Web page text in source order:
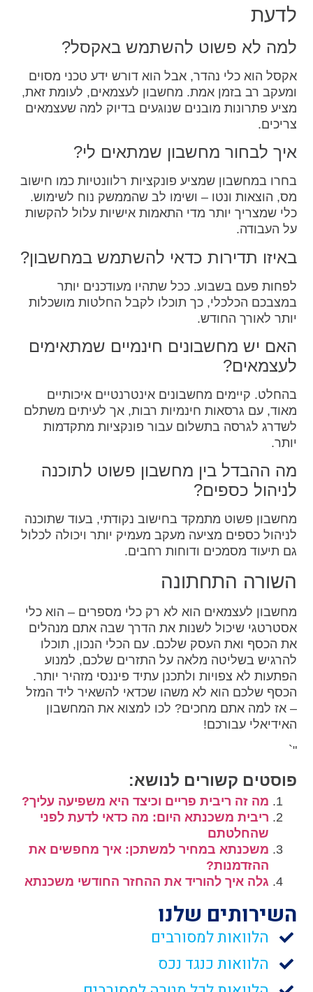
לדעת
למה לא פשוט להשתמש באקסל?
אקסל הוא כלי נהדר, אבל הוא דורש ידע טכני מסוים
ומעקב רב בזמן אמת. מחשבון לעצמאים, לעומת זאת,
מציע פתרונות מובנים שנוגעים בדיוק למה שעצמאים
צריכים.
איך לבחור מחשבון שמתאים לי?
בחרו במחשבון שמציע פונקציות רלוונטיות כמו חישוב
מס, הוצאות ונטו – ושימו לב שהממשק נוח לשימוש.
כלי שמצריך יותר מדי התאמות אישיות עלול להקשות
על העבודה.
באיזו תדירות כדאי להשתמש במחשבון?
לפחות פעם בשבוע. ככל שתהיו מעודכנים יותר
במצבכם הכלכלי, כך תוכלו לקבל החלטות מושכלות
יותר לאורך החודש.
האם יש מחשבונים חינמיים שמתאימים
לעצמאים?
בהחלט. קיימים מחשבונים אינטרנטיים איכותיים
מאוד, עם גרסאות חינמיות רבות, אך לעיתים משתלם
לשדרג לגרסה בתשלום עבור פונקציות מתקדמות
יותר.
מה ההבדל בין מחשבון פשוט לתוכנה
לניהול כספים?
מחשבון פשוט מתמקד בחישוב נקודתי, בעוד שתוכנה
לניהול כספים מציעה מעקב מעמיק יותר ויכולה לכלול
גם תיעוד מסמכים ודוחות רחבים.
השורה התחתונה
מחשבון לעצמאים הוא לא רק כלי מספרים – הוא כלי
אסטרטגי שיכול לשנות את הדרך שבה אתם מנהלים
את הכסף ואת העסק שלכם. עם הכלי הנכון, תוכלו
להרגיש בשליטה מלאה על התזרים שלכם, למנוע
הפתעות לא צפויות ולתכנן עתיד פיננסי מזהיר יותר.
הכסף שלכם הוא לא משהו שכדאי להשאיר ליד המזל
– אז למה אתם מחכים? לכו למצוא את המחשבון
האידיאלי עבורכם!
"`
פוסטים קשורים לנושא:
מה זה ריבית פריים וכיצד היא משפיעה עליך?
ריבית משכנתא היום: מה כדאי לדעת לפני
שהחלטתם
משכנתא במחיר למשתכן: איך מחפשים את
ההזדמנות?
גלה איך להוריד את ההחזר החודשי משכנתא
השירותים שלנו
הלוואות למסורבים
הלוואות כנגד נכס